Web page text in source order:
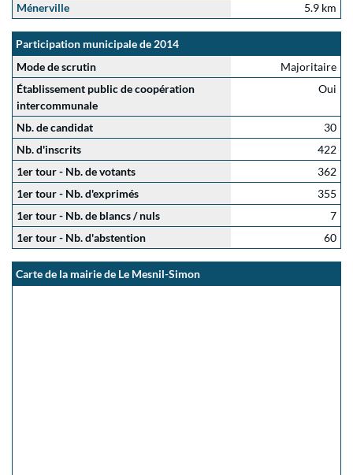
Ménerville
5.9 km
Participation municipale de 2014
Mode de scrutin
Majoritaire
Établissement public de coopération
intercommunale
Oui
Nb. de candidat
30
Nb. d'inscrits
422
1er tour - Nb. de votants
362
1er tour - Nb. d'exprimés
355
1er tour - Nb. de blancs / nuls
7
1er tour - Nb. d'abstention
60
Carte de la mairie de Le Mesnil-Simon